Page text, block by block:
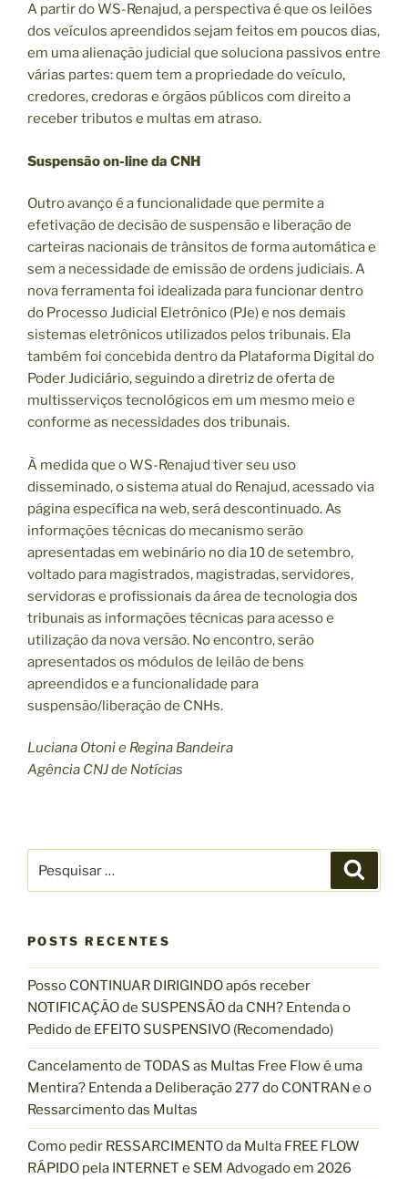
A partir do WS-Renajud, a perspectiva é que os leilões
dos veículos apreendidos sejam feitos em poucos dias,
em uma alienação judicial que soluciona passivos entre
várias partes: quem tem a propriedade do veículo,
credores, credoras e órgãos públicos com direito a
receber tributos e multas em atraso.
Suspensão on-line da CNH
Outro avanço é a funcionalidade que permite a
efetivação de decisão de suspensão e liberação de
carteiras nacionais de trânsitos de forma automática e
sem a necessidade de emissão de ordens judiciais. A
nova ferramenta foi idealizada para funcionar dentro
do Processo Judicial Eletrônico (PJe) e nos demais
sistemas eletrônicos utilizados pelos tribunais. Ela
também foi concebida dentro da Plataforma Digital do
Poder Judiciário, seguindo a diretriz de oferta de
multisserviços tecnológicos em um mesmo meio e
conforme as necessidades dos tribunais.
À medida que o WS-Renajud tiver seu uso
disseminado, o sistema atual do Renajud, acessado via
página específica na web, será descontinuado. As
informações técnicas do mecanismo serão
apresentadas em webinário no dia 10 de setembro,
voltado para magistrados, magistradas, servidores,
servidoras e profissionais da área de tecnologia dos
tribunais as informações técnicas para acesso e
utilização da nova versão. No encontro, serão
apresentados os módulos de leilão de bens
apreendidos e a funcionalidade para
suspensão/liberação de CNHs.
Luciana Otoni e Regina Bandeira
Agência CNJ de Notícias
u
i
s
a
r
p
o
r
s
r
POSTS RECENTES
Posso CONTINUAR DIRIGINDO após receber
NOTIFICAÇÃO de SUSPENSÃO da CNH? Entenda o
Pedido de EFEITO SUSPENSIVO (Recomendado)
Cancelamento de TODAS as Multas Free Flow é uma
Mentira? Entenda a Deliberação 277 do CONTRAN e o
Ressarcimento das Multas
Como pedir RESSARCIMENTO da Multa FREE FLOW
RÁPIDO pela INTERNET e SEM Advogado em 2026